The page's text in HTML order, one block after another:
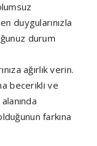
duygularınızla
durum
ağırlık verin.
becerikli ve
farkına